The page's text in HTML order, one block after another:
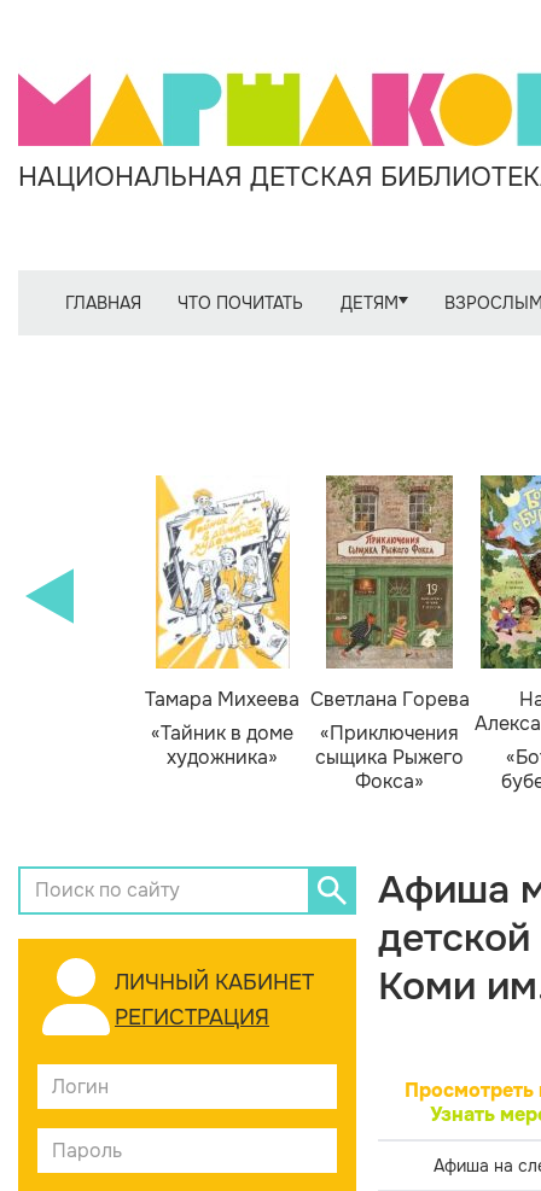
НАЦИОНАЛЬНАЯ ДЕТСКАЯ
ГЛАВНАЯ ЧТО ПОЧИТАТЬ ДЕТЯМ
Тамара Михеева
«Тайник в доме
художника»
Светлана Горева
«Приключения
сыщика Рыжего
Фокса»
ЛИЧНЫЙ КАБИНЕТ
РЕГИСТРАЦИЯ
Афиша
Коми
Просмотреть
Узнать
Афиша на